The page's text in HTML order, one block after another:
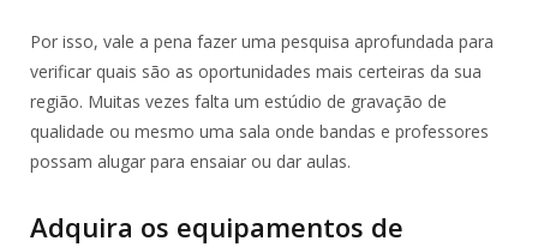
Por isso, vale a pena fazer uma pesquisa aprofundada para
verificar quais são as oportunidades mais certeiras da sua
região. Muitas vezes falta um estúdio de gravação de
qualidade ou mesmo uma sala onde bandas e professores
possam alugar para ensaiar ou dar aulas.
Adquira os equipamentos de